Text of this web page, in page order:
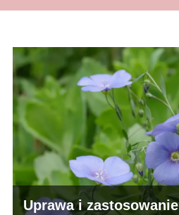
Uprawa i